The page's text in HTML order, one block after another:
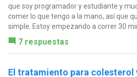
que soy programador y estudiante y
comer lo que tengo a la mano, así que
simple. Estoy empezando a correr 30
7 respuestas
El tratamiento para colesterol